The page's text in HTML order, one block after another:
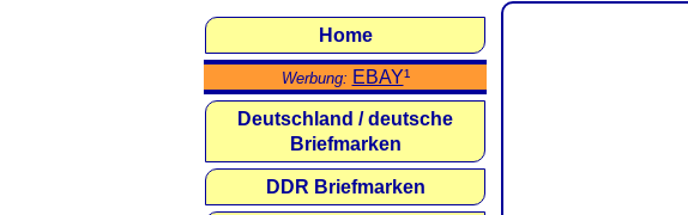
Home
Werbung: EBAY¹
Deutschland / deutsche
Briefmarken
DDR Briefmarken